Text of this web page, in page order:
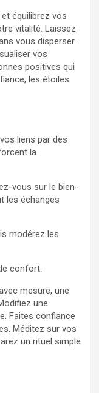
équilibrez vos
vitalité. Laissez
vous disperser.
vos
positives qui
les étoiles
liens par des
la
vous sur le bien-
les échanges
modérez les
confort.
mesure, une
une
Faites confiance
Méditez sur vos
un rituel simple